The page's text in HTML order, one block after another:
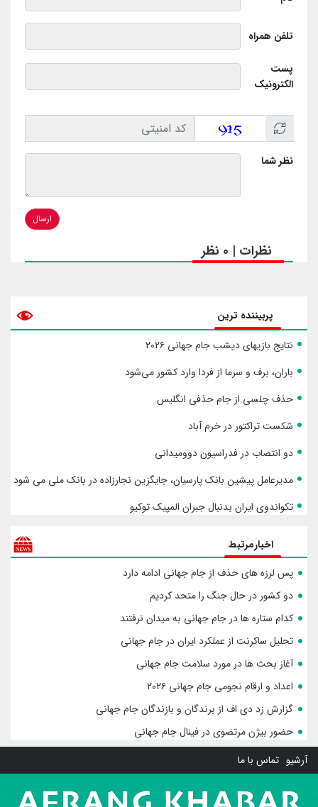
تلفن همراه
پست
الکترونیک
نظر شما
ارسال
نظرات | 0 نظر
پربیننده ترین
نتایج بازیهای دیشب جام جهانی ۲۰۲۶
باران، برف و سرما از فردا وارد کشور می‌شود
حذف چلسی از جام حذفی انگلیس
شکست تراکتور در خرم آباد
دو انتصاب در فدراسیون دوومیدانی
مدیرعامل پیشین بانک پارسیان، جایگزین نجارزاده در بانک ملی می شود
تکواندوی ایران بدنبال جبران المپیک توکیو
اخبارمرتبط
پس لرزه های حذف از جام جهانی ادامه دارد
دو کشور در حال جنگ را متحد کردیم
کدام ستاره ها در جام جهانی به میدان نرفتند
تحلیل ساکرنت از عملکرد ایران در جام جهانی
آغاز بحث ها در مورد سلامت جام جهانی
اعداد و ارقام نجومی جام جهانی ۲۰۲۶
گزارش زد دی اف از برندگان و بازندگان جام جهانی
حضور بیژن مرتضوی در فینال جام جهانی
آرشیو تماس با ما